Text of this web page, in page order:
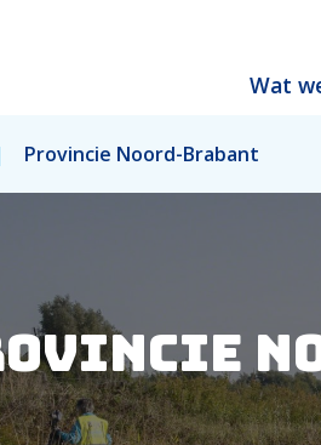
Wat
Provincie Noord-Brabant